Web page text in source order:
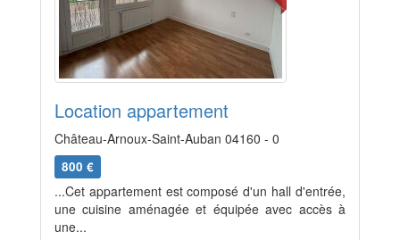
Location appartement
Château-Arnoux-Saint-Auban 04160 - 0
800 €
...Cet appartement est composé d'un hall d'entrée,
une cuisine aménagée et équipée avec accès à
une...